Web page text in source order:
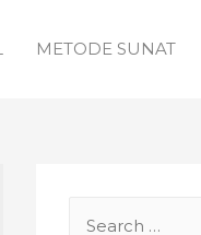
METODE SUNAT